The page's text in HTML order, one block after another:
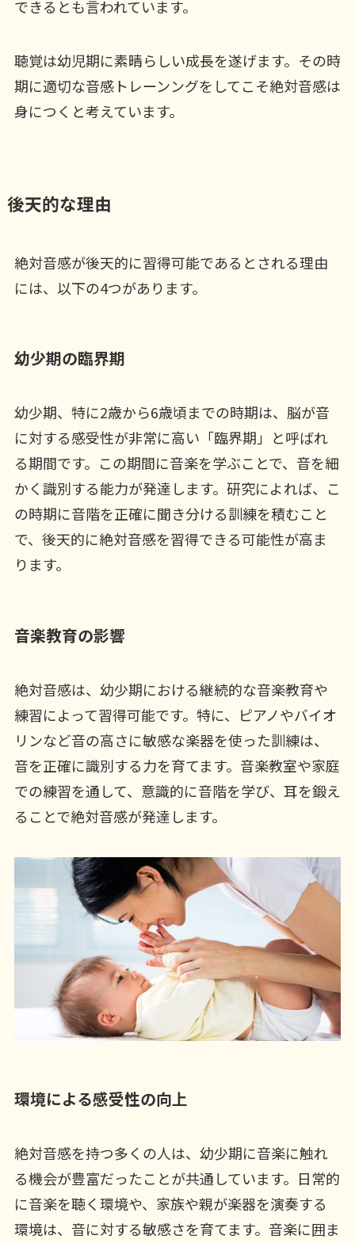
できるとも言われています。
聴覚は幼児期に素晴らしい成長を遂げます。その時
期に適切な音感トレーンングをしてこそ絶対音感は
身につくと考えています。
後天的な理由
絶対音感が後天的に習得可能であるとされる理由
には、以下の4つがあります。
幼少期の臨界期
幼少期、特に2歳から6歳頃までの時期は、脳が音
に対する感受性が非常に高い「臨界期」と呼ばれ
る期間です。この期間に音楽を学ぶことで、音を細
かく識別する能力が発達します。研究によれば、こ
の時期に音階を正確に聞き分ける訓練を積むこと
で、後天的に絶対音感を習得できる可能性が高ま
ります。
音楽教育の影響
絶対音感は、幼少期における継続的な音楽教育や
練習によって習得可能です。特に、ピアノやバイオ
リンなど音の高さに敏感な楽器を使った訓練は、
音を正確に識別する力を育てます。音楽教室や家庭
での練習を通して、意識的に音階を学び、耳を鍛え
ることで絶対音感が発達します。
環境による感受性の向上
絶対音感を持つ多くの人は、幼少期に音楽に触れ
る機会が豊富だったことが共通しています。日常的
に音楽を聴く環境や、家族や親が楽器を演奏する
環境は、音に対する敏感さを育てます。音楽に囲ま